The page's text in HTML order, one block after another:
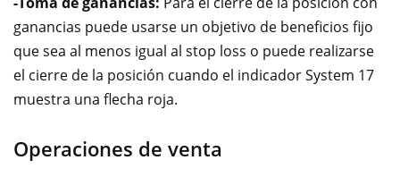
ganancias puede usarse un objetivo de beneficios fijo
que sea al menos igual al stop loss o puede realizarse
el cierre de la posición cuando el indicador System 17
muestra una flecha roja.
Operaciones de venta